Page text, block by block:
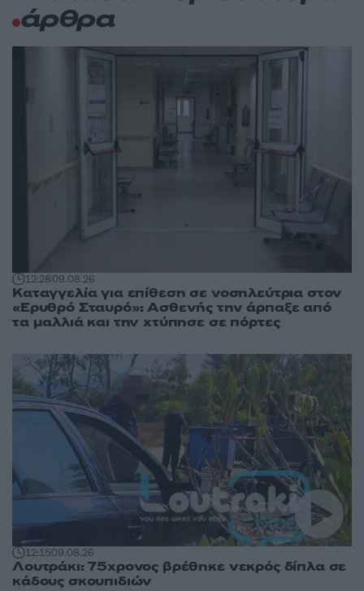
άρθρα
12:2809.08.26
Καταγγελία για επίθεση σε νοσηλεύτρια στον
«Ερυθρό Σταυρό»: Ασθενής την άρπαξε από
τα μαλλιά και την χτύπησε σε πόρτες
12:1509.08.26
Λουτράκι: 75χρονος βρέθηκε νεκρός δίπλα σε
κάδους σκουπιδιών